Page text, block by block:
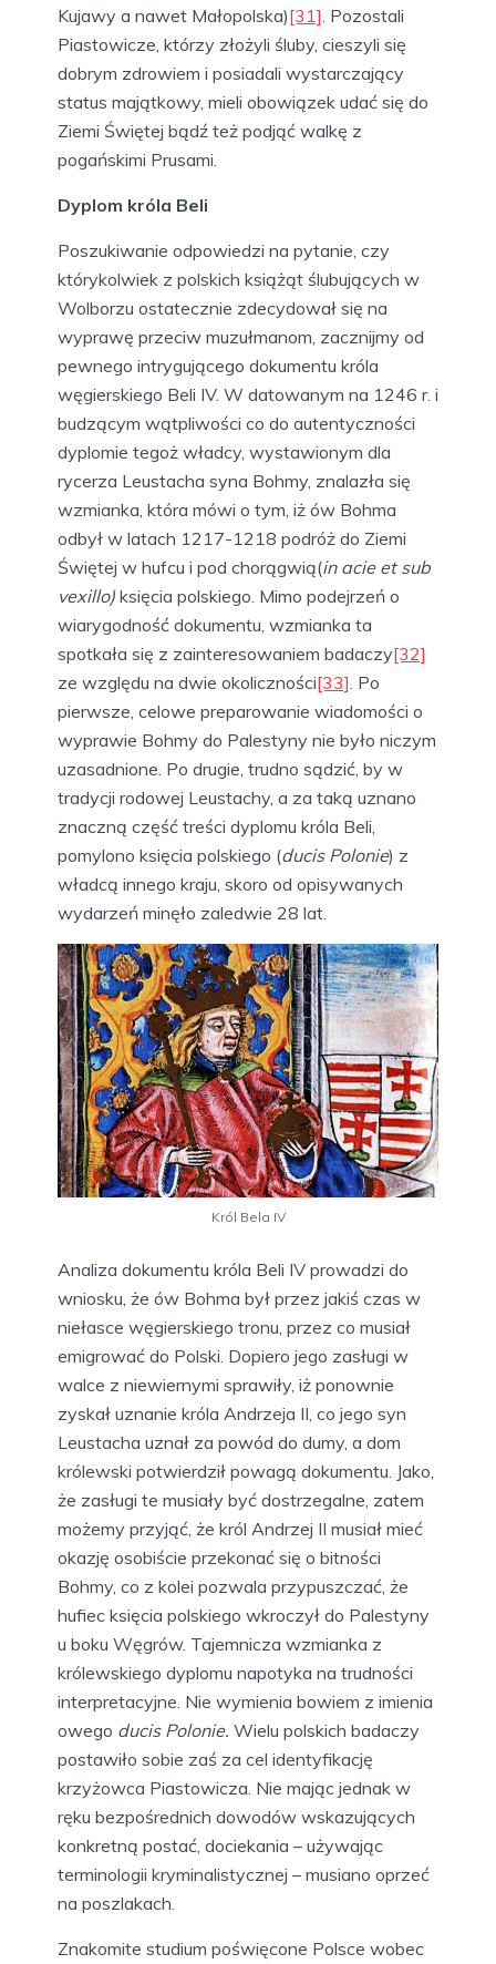
Kujawy a nawet Małopolska)[31]. Pozostali
Piastowicze, którzy złożyli śluby, cieszyli się
dobrym zdrowiem i posiadali wystarczający
status majątkowy, mieli obowiązek udać się do
Ziemi Świętej bądź też podjąć walkę z
pogańskimi Prusami.
Dyplom króla Beli
Poszukiwanie odpowiedzi na pytanie, czy
którykolwiek z polskich książąt ślubujących w
Wolborzu ostatecznie zdecydował się na
wyprawę przeciw muzułmanom, zacznijmy od
pewnego intrygującego dokumentu króla
węgierskiego Beli IV. W datowanym na 1246 r. i
budzącym wątpliwości co do autentyczności
dyplomie tegoż władcy, wystawionym dla
rycerza Leustacha syna Bohmy, znalazła się
wzmianka, która mówi o tym, iż ów Bohma
odbył w latach 1217-1218 podróż do Ziemi
Świętej w hufcu i pod chorągwią(in acie et sub
vexillo) księcia polskiego. Mimo podejrzeń o
wiarygodność dokumentu, wzmianka ta
spotkała się z zainteresowaniem badaczy[32]
ze względu na dwie okoliczności[33]. Po
pierwsze, celowe preparowanie wiadomości o
wyprawie Bohmy do Palestyny nie było niczym
uzasadnione. Po drugie, trudno sądzić, by w
tradycji rodowej Leustachy, a za taką uznano
znaczną część treści dyplomu króla Beli,
pomylono księcia polskiego (ducis Polonie) z
władcą innego kraju, skoro od opisywanych
wydarzeń minęło zaledwie 28 lat.
Król Bela IV
Analiza dokumentu króla Beli IV prowadzi do
wniosku, że ów Bohma był przez jakiś czas w
niełasce węgierskiego tronu, przez co musiał
emigrować do Polski. Dopiero jego zasługi w
walce z niewiernymi sprawiły, iż ponownie
zyskał uznanie króla Andrzeja II, co jego syn
Leustacha uznał za powód do dumy, a dom
królewski potwierdził powagą dokumentu. Jako,
że zasługi te musiały być dostrzegalne, zatem
możemy przyjąć, że król Andrzej II musiał mieć
okazję osobiście przekonać się o bitności
Bohmy, co z kolei pozwala przypuszczać, że
hufiec księcia polskiego wkroczył do Palestyny
u boku Węgrów. Tajemnicza wzmianka z
królewskiego dyplomu napotyka na trudności
interpretacyjne. Nie wymienia bowiem z imienia
owego ducis Polonie. Wielu polskich badaczy
postawiło sobie zaś za cel identyfikację
krzyżowca Piastowicza. Nie mając jednak w
ręku bezpośrednich dowodów wskazujących
konkretną postać, dociekania – używając
terminologii kryminalistycznej – musiano oprzeć
na poszlakach.
Znakomite studium poświęcone Polsce wobec